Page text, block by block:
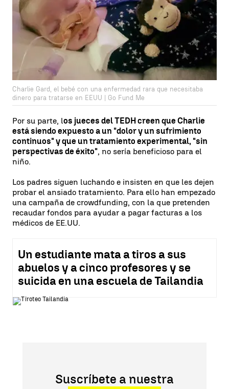
Charlie Gard, el bebé con una enfermedad rara que necesitaba
dinero para tratarse en EEUU | Go Fund Me
Por su parte, los jueces del TEDH creen que Charlie
está siendo expuesto a un "dolor y un sufrimiento
continuos" y que un tratamiento experimental, "sin
perspectivas de éxito", no sería beneficioso para el
niño.
Los padres siguen luchando e insisten en que les dejen
probar el ansiado tratamiento. Para ello han empezado
una campaña de crowdfunding, con la que pretenden
recaudar fondos para ayudar a pagar facturas a los
médicos de EE.UU.
Un estudiante mata a tiros a sus
abuelos y a cinco profesores y se
suicida en una escuela de Tailandia
Suscríbete a nuestra